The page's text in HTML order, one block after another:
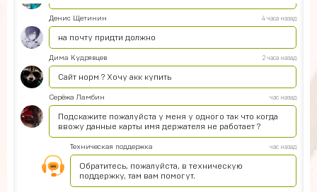
Денис Щетинин 4 часа назад
на почту придти должно
Дима Кудрявцев 2 часа назад
Сайт норм ? Хочу акк купить
Серёжа Ламбин час назад
Подскажите пожалуйста у меня у одного так что когда
ввожу данные карты имя держателя не работает ?
Техническая поддержка час назад
Обратитесь, пожалуйста, в техническую
поддержку, там вам помогут.